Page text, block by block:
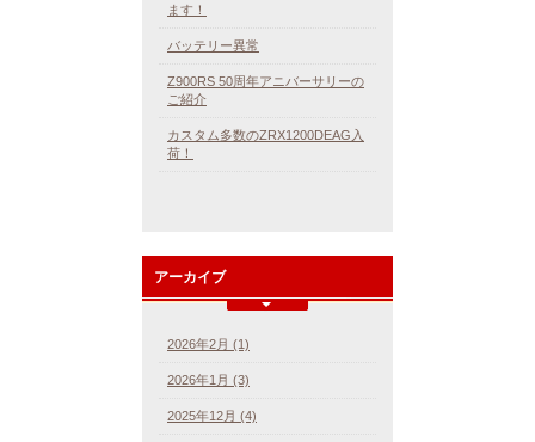
ます！
バッテリー異常
Z900RS 50周年アニバーサリーの
ご紹介
カスタム多数のZRX1200DEAG入
荷！
アーカイブ
2026年2月 (1)
2026年1月 (3)
2025年12月 (4)